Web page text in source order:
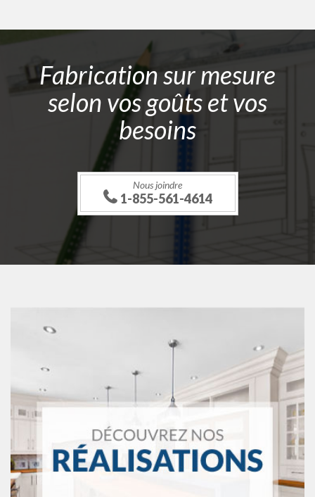
Fabrication sur mesure
selon vos goûts et vos
besoins
Nous joindre
1-855-561-4614